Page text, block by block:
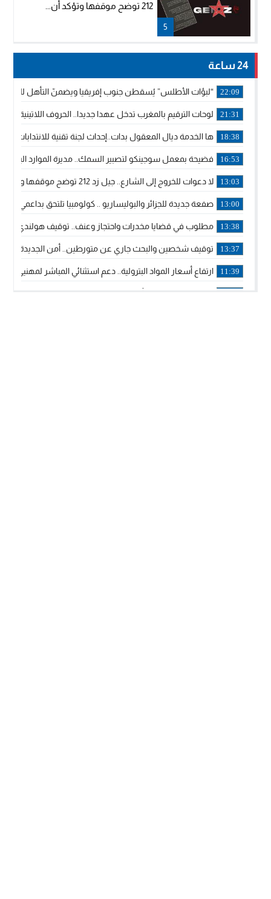
5
212 توضح موقفها وتؤكد أن...
24 ساعة
22:09 “لبؤات الأطلس” يُسقطن جنوب إفريقيا ويضمنّ التأهل
21:31 لوحات الترقيم بالمغرب تدخل عهدا جديدا.. الحروف اللاتينية
18:38 ها الخدمة ديال المعقول بدات..إحداث لجنة تقنية للانتدابات
16:53 فضيحة بمعمل سوجينكو لتصبير السمك.. مديرة الموارد
13:03 لا دعوات للخروج إلى الشارع.. جيل زد 212 توضح موقفها وتؤكد أن المنشورات المنسوبة إليها لا تمثل موقفها الرسمي.
13:00 صفعة جديدة للجزائر والبوليساريو .. كولومبيا تلتحق بداعمي
13:38 مطلوب في قضايا مخدرات واحتجاز وعنف.. توقيف هولندي
13:37 توقيف شخصين والبحث جاري عن متورطين.. أمن الجديدة يفك
11:39 ارتفاع أسعار المواد البترولية.. دعم استثنائي المباشر لمهنيي